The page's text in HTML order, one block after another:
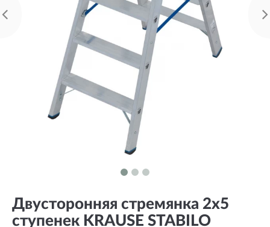
Двусторонняя стремянка 2х5
ступенек KRAUSE STABILO